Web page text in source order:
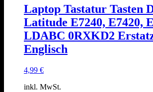
Varianten
auf.
Die
Optionen
können
Laptop Tastatur Tasten
Latitude E7240, E7420,
LDABC 0RXKD2
Englisch
4,99 €
inkl. MwSt.